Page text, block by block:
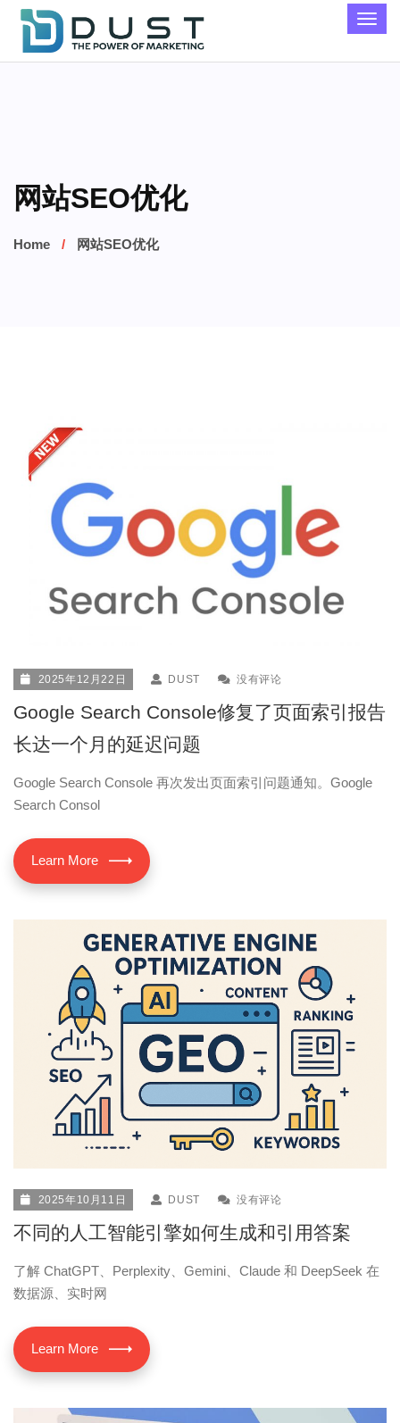
网站SEO优化
Home 网站SEO优化
2025年12月22日 DUST 没有评论
Google Search Console修复了页面索引报告
长达一个月的延迟问题
Google Search Console 再次发出页面索引问题通知。Google
Search Consol
Learn More
2025年10月11日 DUST 没有评论
不同的人工智能引擎如何生成和引用答案
了解 ChatGPT、Perplexity、Gemini、Claude 和 DeepSeek 在
数据源、实时网
Learn More